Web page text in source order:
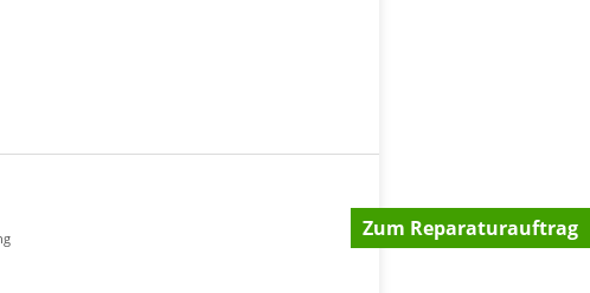
Zum Reparaturauftrag